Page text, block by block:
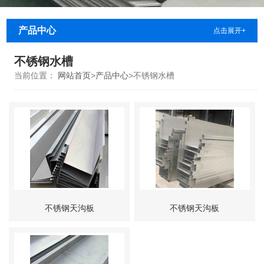
产品中心 点击展开+
不锈钢水槽
当前位置： 网站首页>产品中心>不锈钢水槽
不锈钢天沟板 不锈钢天沟板